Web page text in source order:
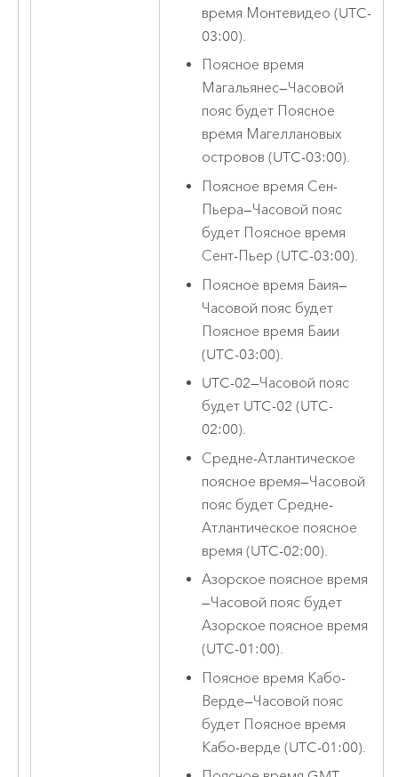
время Монтевидео (UTC-
03:00).
Поясное время
Магальянес—Часовой
пояс будет Поясное
время Магеллановых
островов (UTC-03:00).
Поясное время Сен-
Пьера—Часовой пояс
будет Поясное время
Сент-Пьер (UTC-03:00).
Поясное время Баия—
Часовой пояс будет
Поясное время Баии
(UTC-03:00).
UTC-02—Часовой пояс
будет UTC-02 (UTC-
02:00).
Средне-Атлантическое
поясное время—Часовой
пояс будет Средне-
Атлантическое поясное
время (UTC-02:00).
Азорское поясное время
—Часовой пояс будет
Азорское поясное время
(UTC-01:00).
Поясное время Кабо-
Верде—Часовой пояс
будет Поясное время
Кабо-верде (UTC-01:00).